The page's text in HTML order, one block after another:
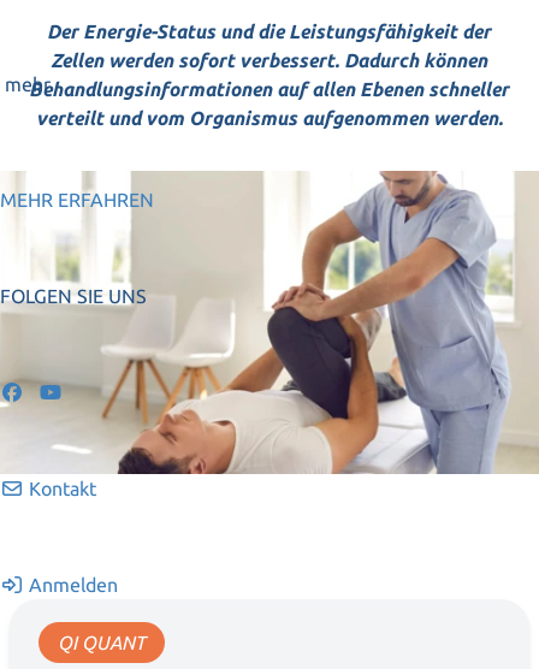
mehr.
MEHR ERFAHREN
FOLGEN SIE UNS
Kontakt
Anmelden
Der Energie-Status und die Leistungsfähigkeit der
Zellen werden sofort verbessert. Dadurch können
Behandlungsinformationen auf allen Ebenen schneller
verteilt und vom Organismus aufgenommen werden.
QI QUANT